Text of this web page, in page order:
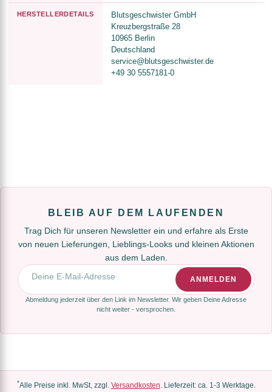
HERSTELLERDETAILS
Blutsgeschwister GmbH
Kreuzbergstraße 28
10965 Berlin
Deutschland
service@blutsgeschwister.de
+49 30 5557181-0
BLEIB AUF DEM LAUFENDEN
Trag Dich für unseren Newsletter ein und erfahre als Erste
von neuen Lieferungen, Lieblings-Looks und kleinen Aktionen
aus dem Laden.
E-Mail-Adresse
ANMELDEN
Abmeldung jederzeit über den Link im Newsletter. Wir geben Deine Adresse
nicht weiter - versprochen.
*Alle Preise inkl. MwSt, zzgl. Versandkosten. Lieferzeit: ca. 1-3 Werktage.